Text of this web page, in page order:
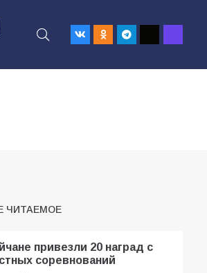
ЧИТАЕМОЕ
привезли 20 наград с
соревнований